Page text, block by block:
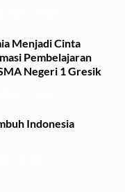
Menjadi Cinta
Pembelajaran
Negeri 1 Gresik
Indonesia